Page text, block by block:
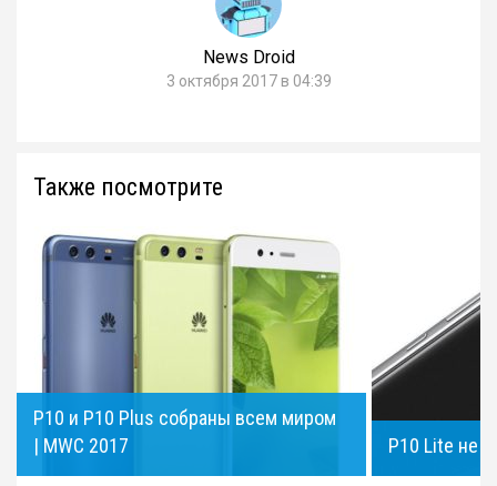
News Droid
3 октября 2017 в 04:39
Также посмотрите
P10 и P10 Plus собраны всем миром
| MWC 2017
P10 Lite не